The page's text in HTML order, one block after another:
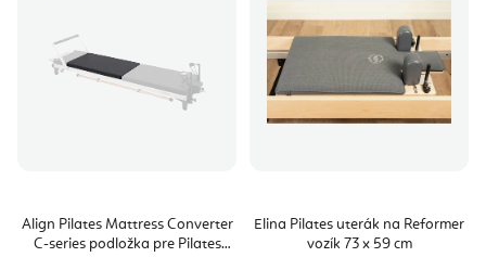
Align Pilates Mattress Converter
C-series podložka pre Pilates
Elina Pilates uterák na Reformer
vozík 73 x 59 cm